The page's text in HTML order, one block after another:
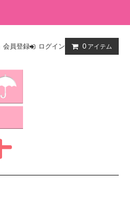
会員登録 ログイン 0 アイテム